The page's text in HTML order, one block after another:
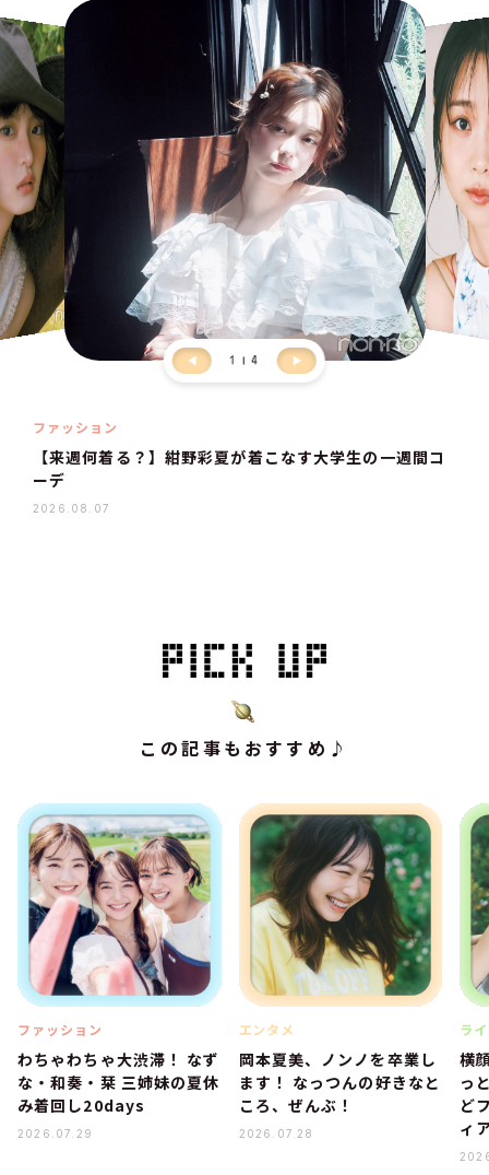
1 4
ファッション
【来週何着る？】紺野彩夏が着こなす大学生の一週間コ
ーデ
2026.08.07
この記事もおすすめ♪
ファッション
わちゃわちゃ大渋滞！ なず
な・和奏・栞 三姉妹の夏休
み着回し20days
2026.07.29
エンタメ
岡本夏美、ノンノを卒業し
ます！ なっつんの好きなと
ころ、ぜんぶ！
2026.07.28
ラ
横
っ
ど
ィ